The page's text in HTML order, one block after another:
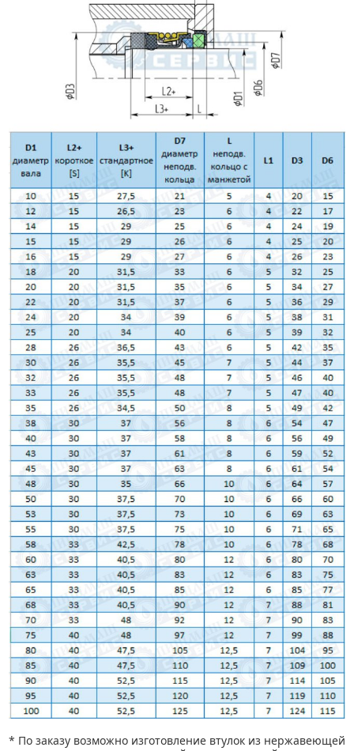
* По заказу возможно изготовление втулок из нержавеющей